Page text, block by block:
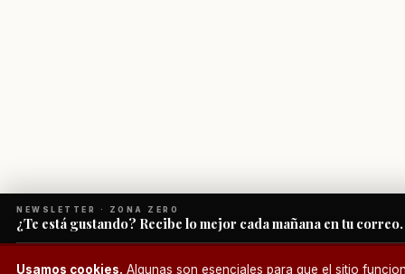
Usamos cookies. Algunas son esenciales para que el sitio
¿Un café?
NEWSLETTER · ZONA ZERO
¿Te está gustando? Recibe lo mejor cada mañana en tu correo.